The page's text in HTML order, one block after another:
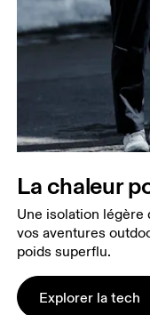
La chaleur
Une isolation légère
vos aventures
poids superflu.
Explorer la tech